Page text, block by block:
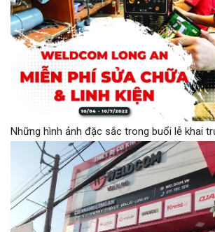
Những hình ảnh đặc sắc trong buổi lễ khai